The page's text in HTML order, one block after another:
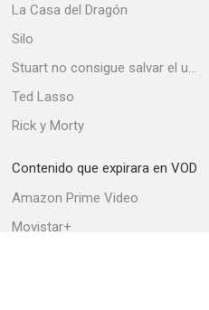
La Casa del Dragón
Silo
Stuart no consigue salvar el universo
Ted Lasso
Rick y Morty
Contenido que expirara en VOD
Amazon Prime Video
Movistar+